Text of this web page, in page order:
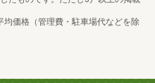
価格（管理費・駐車場代などを除